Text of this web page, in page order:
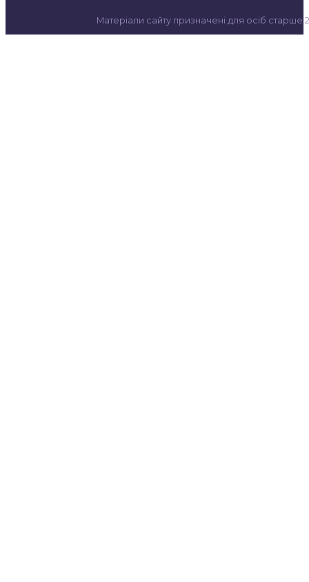
Матеріали сайту призначені для осіб старше